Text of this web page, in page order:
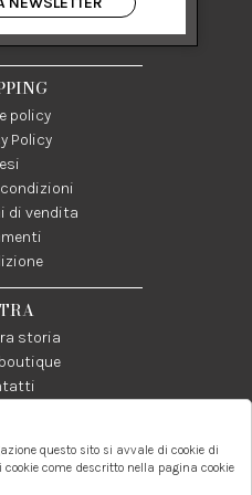
Italia
policy
Policy
di vendita
storia
Contatti:
info@donna1981.it
questo sito si avvale di cookie di
come descritto nella pagina cookie